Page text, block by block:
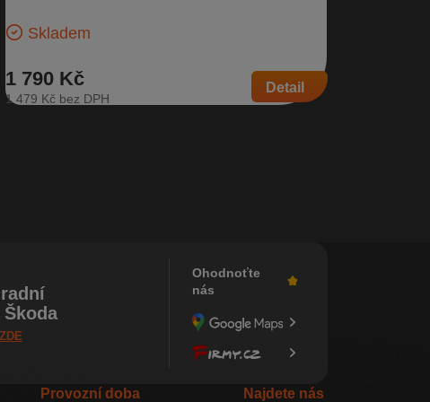
Skladem
1 790 Kč
1 479 Kč
Detail
Ohodnoťte
nás
Provozní doba Najdete nás